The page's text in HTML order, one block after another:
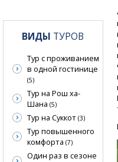
ВИДЫ ТУРОВ
Тур с проживанием
в одной гостинице
(5)
Тур на Рош ха-
Шана (5)
Тур на Суккот (3)
Тур повышенного
комфорта (7)
Один раз в сезоне